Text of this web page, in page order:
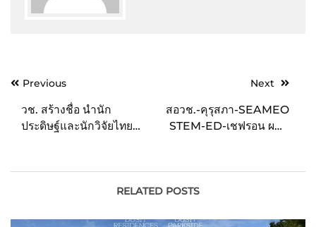
PostPrevious
วช. สร้างชื่อ นำนัก
ประดิษฐ์และนักวิจัยไทย
สหพันธ์สาธารณรัฐเยอรมนี
Next
สอวช.-คุรุสภา-SEAMEO
STEM-ED-เชฟรอน ผนึก
ล็อกยกระดับการผลิตครูมือ
อาชีพให้เท่าทันการ
RELATED POSTS